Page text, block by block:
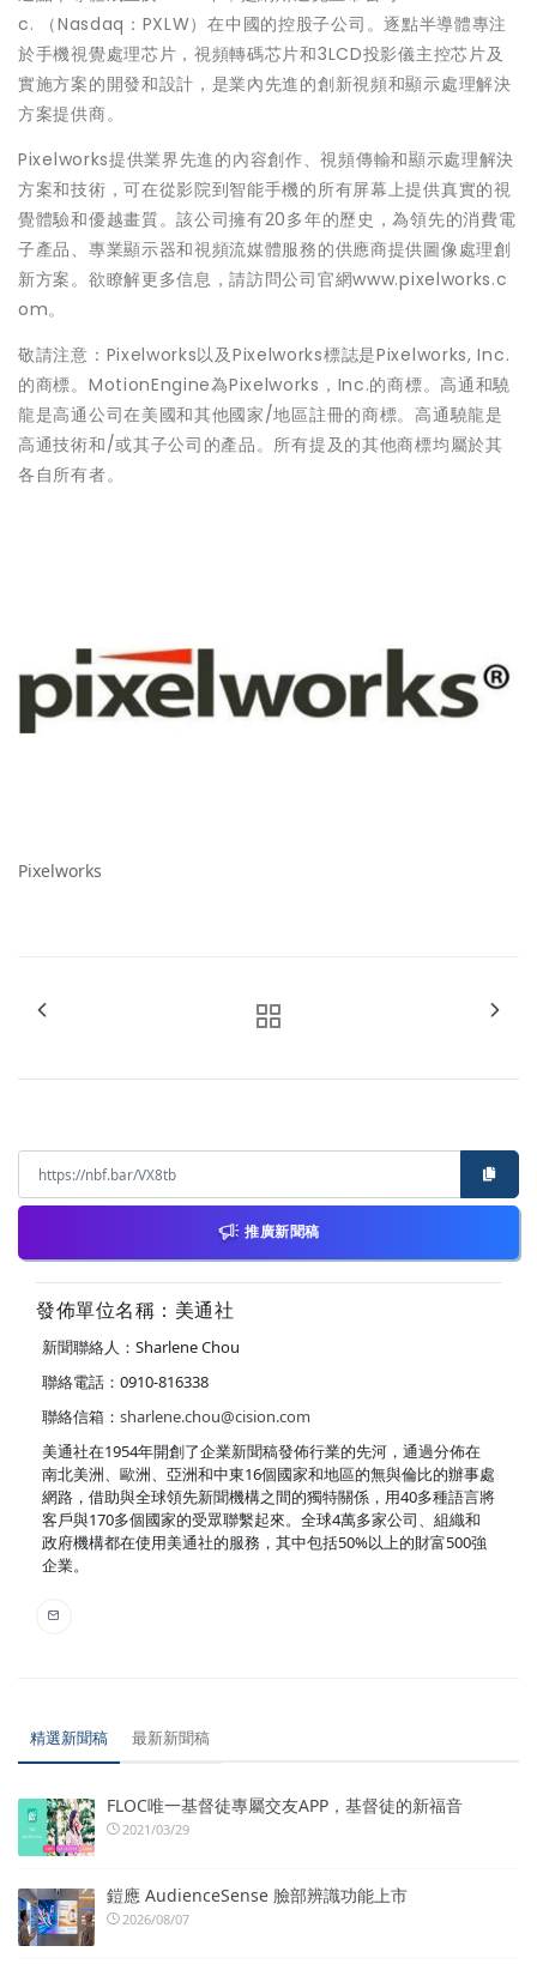
c. （Nasdaq：PXLW）在中國的控股子公司。逐點半導體專注
於手機視覺處理芯片，視頻轉碼芯片和3LCD投影儀主控芯片及
實施方案的開發和設計，是業內先進的創新視頻和顯示處理解決
方案提供商。
Pixelworks提供業界先進的內容創作、視頻傳輸和顯示處理解決
方案和技術，可在從影院到智能手機的所有屏幕上提供真實的視
覺體驗和優越畫質。該公司擁有20多年的歷史，為領先的消費電
子產品、專業顯示器和視頻流媒體服務的供應商提供圖像處理創
新方案。欲瞭解更多信息，請訪問公司官網www.pixelworks.c
om。
敬請注意：Pixelworks以及Pixelworks標誌是Pixelworks, Inc.
的商標。MotionEngine為Pixelworks，Inc.的商標。高通和驍
龍是高通公司在美國和其他國家/地區註冊的商標。高通驍龍是
高通技術和/或其子公司的產品。所有提及的其他商標均屬於其
各自所有者。
Pixelworks
推廣新聞稿
發佈單位名稱：美通社
新聞聯絡人：Sharlene Chou
聯絡電話：0910-816338
聯絡信箱： sharlene.chou@cision.com
美通社在1954年開創了企業新聞稿發佈行業的先河，通過分佈在
南北美洲、歐洲、亞洲和中東16個國家和地區的無與倫比的辦事處
網路，借助與全球領先新聞機構之間的獨特關係，用40多種語言將
客戶與170多個國家的受眾聯繫起來。全球4萬多家公司、組織和
政府機構都在使用美通社的服務，其中包括50%以上的財富500強
企業。
精選新聞稿 最新新聞稿
FLOC唯一基督徒專屬交友APP，基督徒的新福音
2021/03/29
鎧應 AudienceSense 臉部辨識功能上市
2026/08/07